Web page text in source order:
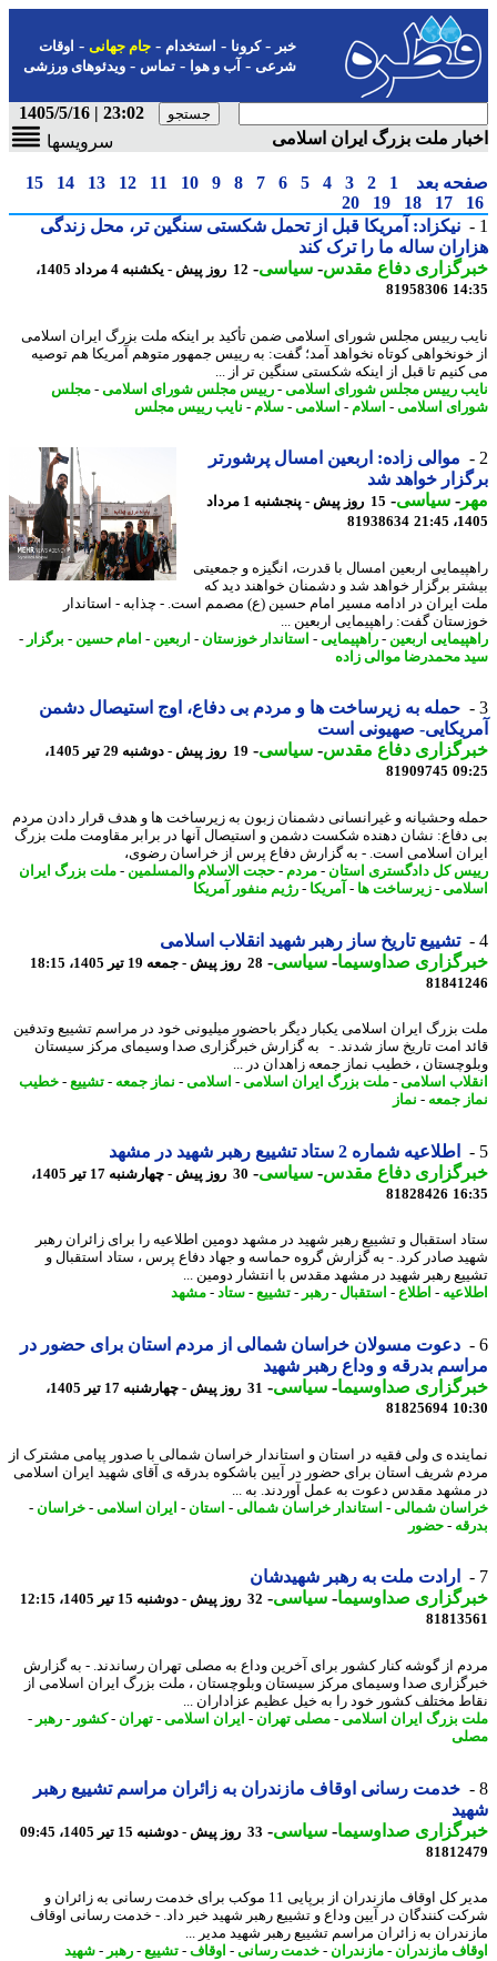
-کرونا-استخدام- جام جهانی-اوقات
شرعی-آب و هوا-تماس-ویدئوهای ورزشی
23:02 | 1405/5/16
ملت بزرگ ایران اسلامی
سرویسها
بعد 1
2
3
4
5
6
7
8
9
10
11
12
13
14
15
17
18
19
20
نیکزاد: آمریکا قبل از تحمل شکستی سنگین تر، محل زندگی
ساله ما را ترک کند
دفاع مقدس-سیاسی-
12 روز پیش - یکشنبه 4 مرداد 1405،
81958306
رییس مجلس شورای اسلامی ضمن تأکید بر اینکه ملت بزرگ ایران اسلامی
کوتاه نخواهد آمد؛ گفت: به رییس جمهور متوهم آمریکا هم توصیه
تا قبل از اینکه شکستی سنگین تر از ...
رییس مجلس شورای اسلامی-رییس مجلس شورای اسلامی-مجلس
اسلامی-اسلام-اسلامی-سلام-نایب رییس مجلس
موالی زاده: اربعین امسال پرشورتر
خواهد شد
-سیاسی-
15 روز پیش - پنجشنبه 1 مرداد
81938634
اربعین امسال با قدرت، انگیزه و جمعیتی
برگزار خواهد شد و دشمنان خواهند دید که
ایران در ادامه مسیر امام حسین (ع) مصمم است. - چذابه - استاندار
گفت: راهپیمایی اربعین ...
اربعین -راهپیمایی-استاندار خوزستان-اربعین -امام حسین-برگزار -
محمدرضا موالی زاده
حمله به زیرساخت ها و مردم بی دفاع، اوج استیصال دشمن
صهیونی است
دفاع مقدس-سیاسی-
19 روز پیش - دوشنبه 29 تیر 1405،
81909745
وحشیانه و غیرانسانی دشمنان زبون به زیرساخت ها و هدف قرار دادن مردم
نشان دهنده شکست دشمن و استیصال آنها در برابر مقاومت ملت بزرگ
اسلامی است. - به گزارش دفاع پرس از خراسان رضوی،
کل دادگستری استان-مردم- حجت الاسلام والمسلمین-ملت بزرگ ایران
-زیرساخت ها- آمریکا- رژیم منفور آمریکا
تشییع تاریخ ساز رهبر شهید انقلاب اسلامی
صداوسیما-سیاسی-28 روز پیش - جمعه 19 تیر 1405، 18:15
بزرگ ایران اسلامی یکبار دیگر باحضور میلیونی خود در مراسم تشییع وتدفین
امت تاریخ ساز شدند. - به گزارش خبرگزاری صدا وسیمای مرکز سیستان
، خطیب نماز جمعه زاهدان در ...
اسلامی-ملت بزرگ ایران اسلامی-اسلامی-نماز جمعه-تشییع-خطیب
جمعه-نماز
اطلاعیه شماره 2 ستاد تشییع رهبر شهید در مشهد
دفاع مقدس-سیاسی-
30 روز پیش - چهارشنبه 17 تیر 1405،
81828426
استقبال و تشییع رهبر شهید در مشهد دومین اطلاعیه را برای زائران رهبر
صادر کرد. - به گزارش گروه حماسه و جهاد دفاع پرس ، ستاد استقبال و
رهبر شهید در مشهد مقدس با انتشار دومین ...
-اطلاع-استقبال-رهبر -تشییع-ستاد-مشهد
دعوت مسولان خراسان شمالی از مردم استان برای حضور در
بدرقه و وداع رهبر شهید
صداوسیما-سیاسی-
31 روز پیش - چهارشنبه 17 تیر 1405،
81825694
ی ولی فقیه در استان و استاندار خراسان شمالی با صدور پیامی مشترک از
شریف استان برای حضور در آیین باشکوه بدرقه ی آقای شهید ایران اسلامی
مقدس دعوت به عمل آوردند. به ...
شمالی-استاندار خراسان شمالی-استان-ایران اسلامی-خراسان-
- حضور
ارادت ملت به رهبر شهیدشان
صداوسیما-سیاسی-32 روز پیش - دوشنبه 15 تیر 1405، 12:15
از گوشه کنار کشور برای آخرین وداع به مصلی تهران رساندند. - به گزارش
صدا وسیمای مرکز سیستان وبلوچستان ، ملت بزرگ ایران اسلامی از
مختلف کشور خود را به خیل عظیم عزاداران ...
بزرگ ایران اسلامی-مصلی تهران- ایران اسلامی-تهران- کشور-رهبر -
خدمت رسانی اوقاف مازندران به زائران مراسم تشییع رهبر
صداوسیما-سیاسی-33 روز پیش - دوشنبه 15 تیر 1405، 09:45
مدیر کل اوقاف مازندران از برپایی 11 موکب برای خدمت رسانی به زائران و
کنندگان در آیین وداع و تشییع رهبر شهید خبر داد. - خدمت رسانی اوقاف
به زائران مراسم تشییع رهبر شهید مدیر ...
مازندران- مازندران- خدمت رسانی-اوقاف-تشییع-رهبر -شهید